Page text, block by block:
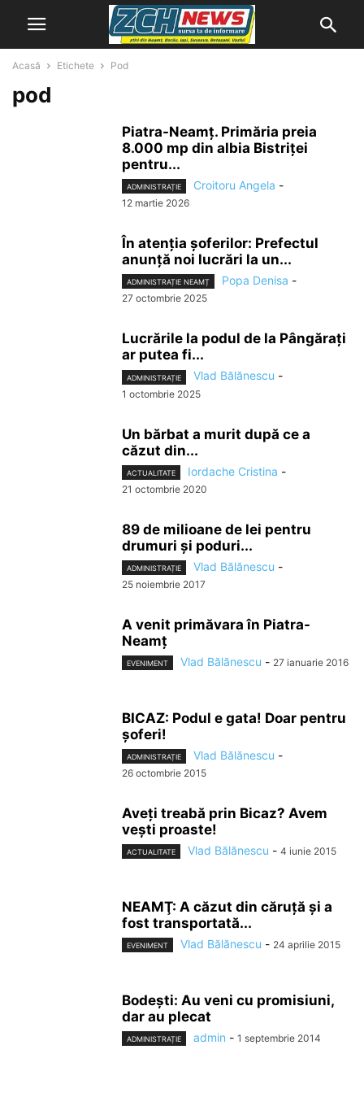
Acasă Etichete Pod
pod
Piatra-Neamț. Primăria preia
8.000 mp din albia Bistriței
pentru...
ADMINISTRAȚIE Croitoru Angela -
12 martie 2026
În atenția șoferilor: Prefectul
anunță noi lucrări la un...
ADMINISTRAȚIE NEAMȚ Popa Denisa -
27 octombrie 2025
Lucrările la podul de la Pângărați
ar putea fi...
ADMINISTRAȚIE Vlad Bălănescu -
1 octombrie 2025
Un bărbat a murit după ce a
căzut din...
ACTUALITATE Iordache Cristina -
21 octombrie 2020
89 de milioane de lei pentru
drumuri şi poduri...
ADMINISTRAȚIE Vlad Bălănescu -
25 noiembrie 2017
A venit primăvara în Piatra-
Neamț
EVENIMENT Vlad Bălănescu - 27 ianuarie 2016
BICAZ: Podul e gata! Doar pentru
şoferi!
ADMINISTRAȚIE Vlad Bălănescu -
26 octombrie 2015
Aveţi treabă prin Bicaz? Avem
veşti proaste!
ACTUALITATE Vlad Bălănescu - 4 iunie 2015
NEAMŢ: A căzut din căruță și a
fost transportată...
EVENIMENT Vlad Bălănescu - 24 aprilie 2015
Bodești: Au veni cu promisiuni,
dar au plecat
ADMINISTRAȚIE admin - 1 septembrie 2014